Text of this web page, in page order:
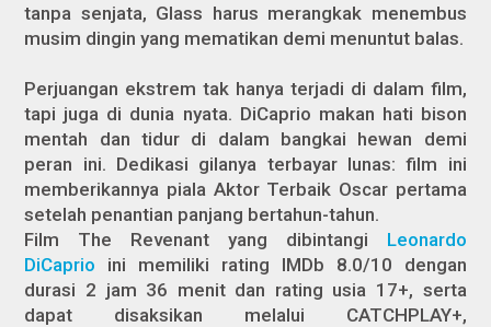
tanpa senjata, Glass harus merangkak menembus
musim dingin yang mematikan demi menuntut balas.
Perjuangan ekstrem tak hanya terjadi di dalam film,
tapi juga di dunia nyata. DiCaprio makan hati bison
mentah dan tidur di dalam bangkai hewan demi
peran ini. Dedikasi gilanya terbayar lunas: film ini
memberikannya piala Aktor Terbaik Oscar pertama
setelah penantian panjang bertahun-tahun.
Film The Revenant yang dibintangi Leonardo
DiCaprio ini memiliki rating IMDb 8.0/10 dengan
durasi 2 jam 36 menit dan rating usia 17+, serta
dapat disaksikan melalui CATCHPLAY+,